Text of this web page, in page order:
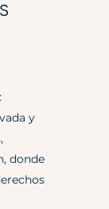
y
donde